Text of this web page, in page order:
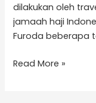
dilakukan oleh
jamaah haji
Furoda beberapa
Read More »